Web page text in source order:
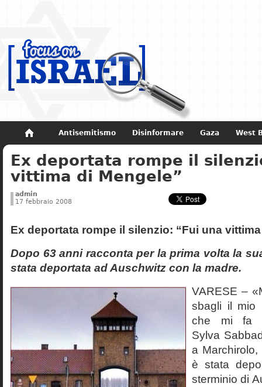
Antisemitismo Disinformare Gaza West
Non dimenticare Storia di Israele
Ex deportata rompe il
vittima di Mengele”
admin
17 febbraio 2008
Ex deportata rompe il silenzio: “Fui una
Dopo 63 anni racconta per la prima volta la
stata deportata ad Auschwitz con la madre.
VARESE –
sbagli il mio
che mi fa
Sylva
a
è stata
sterminio di